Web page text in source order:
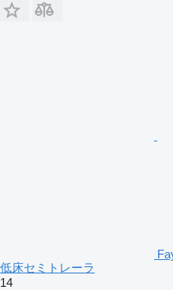
低床セミトレーラ
14